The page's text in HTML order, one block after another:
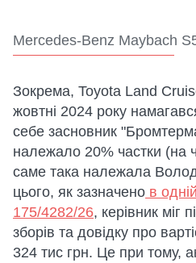
Mercedes-Benz Maybach
Зокрема, Toyota Land
жовтні 2024 року
себе засновник
належало 20% частки (на
саме така належала
цього, як зазначено в
175/4282/26, керівник міг
зборів та довідку про
324 тис грн. Це при тому,